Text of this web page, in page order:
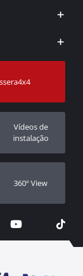
Vídeos de
instalação
360º View